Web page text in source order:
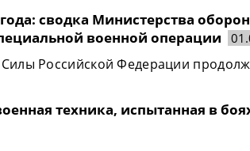
сводка Министерства
военной операции
Российской Федерации
техника, испытанная в